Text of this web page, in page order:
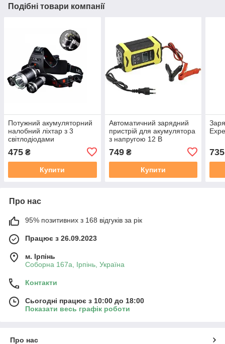
Подібні товари компанії
Потужний акумуляторний
налобний ліхтар з 3
світлодіодами
475 ₴
Купити
Автоматичний зарядний
пристрій для акумулятора
з напругою 12 В
749₴
Купити
735
Про нас
95% позитивних з 168 відгуків за рік
Працює з 26.09.2023
м. Ірпінь
Соборна 167а, Ірпінь, Україна
Контакти
Сьогодні працює з 10:00 до 18:00
Показати весь графік роботи
Про нас